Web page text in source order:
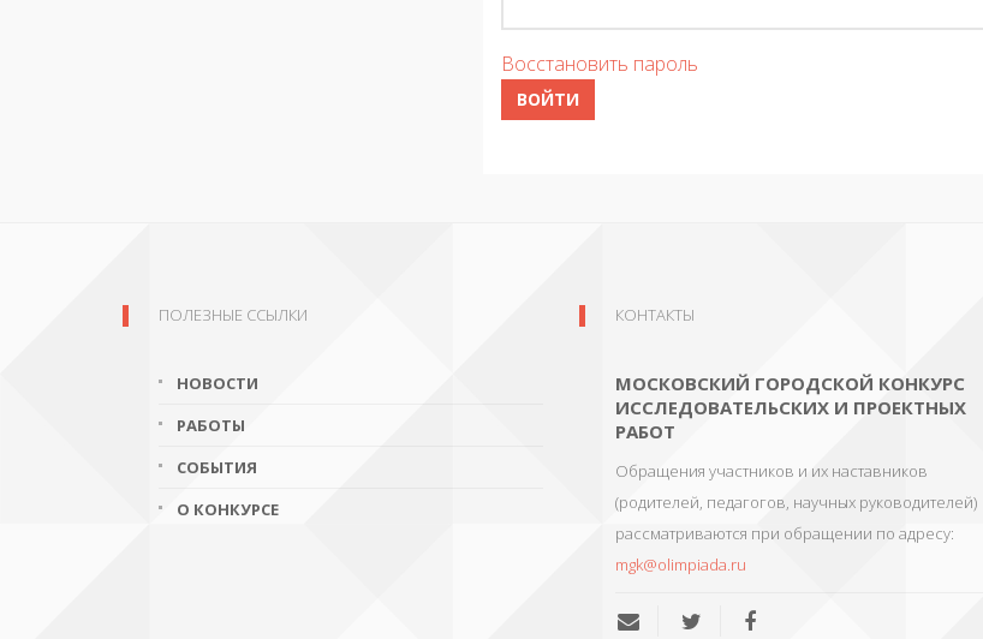
Восстановить пароль
ВОЙТИ
ПОЛЕЗНЫЕ ССЫЛКИ
НОВОСТИ
РАБОТЫ
СОБЫТИЯ
О КОНКУРСЕ
КОНТАКТЫ
МОСКОВСКИЙ ГОРОДСКОЙ КОНКУРС
ИССЛЕДОВАТЕЛЬСКИХ И ПРОЕКТНЫХ
РАБОТ
Обращения участников и их наставников
(родителей, педагогов, научных руководителей)
рассматриваются при обращении по адресу:
mgk@olimpiada.ru